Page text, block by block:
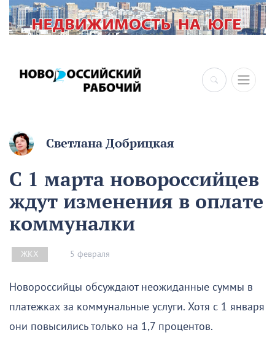
×
Светлана Добрицкая
С 1 марта новороссийцев
ждут изменения в оплате
коммуналки
ЖКХ 5 февраля
Новороссийцы обсуждают неожиданные суммы в
платежках за коммунальные услуги. Хотя с 1 января
они повысились только на 1,7 процентов.